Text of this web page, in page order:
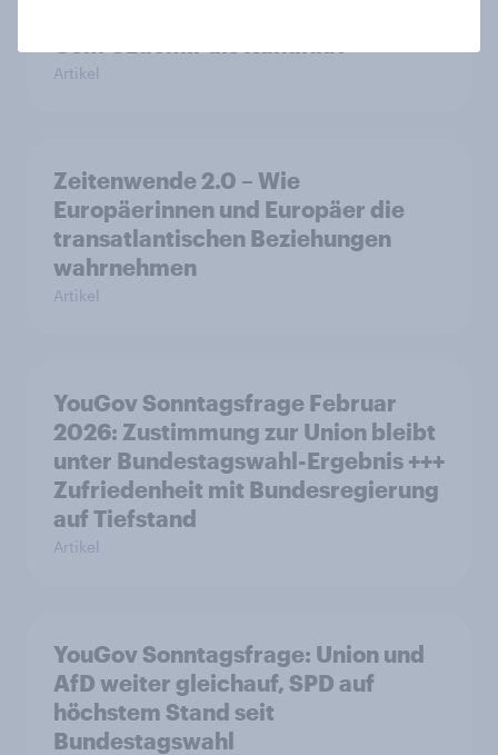
Artikel
Zeitenwende 2.0 – Wie
Europäerinnen und Europäer die
transatlantischen Beziehungen
wahrnehmen
Artikel
YouGov Sonntagsfrage Februar
2026: Zustimmung zur Union bleibt
unter Bundestagswahl-Ergebnis +++
Zufriedenheit mit Bundesregierung
auf Tiefstand
Artikel
YouGov Sonntagsfrage: Union und
AfD weiter gleichauf, SPD auf
höchstem Stand seit
Bundestagswahl